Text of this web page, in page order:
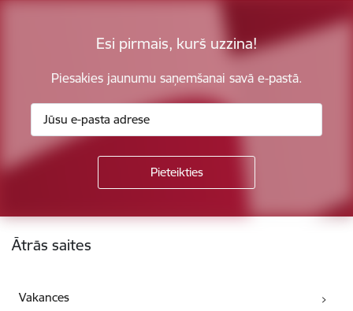
Esi pirmais, kurš uzzina!
Piesakies jaunumu saņemšanai savā e-pastā.
Kājene
Ātrās saites
Vakances